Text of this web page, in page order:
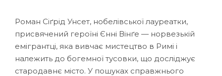
Роман Сіґрід Унсет, нобелівської лауреатки,
присвячений героїні Єнні Вінґе — норвезькій
емігрантці, яка вивчає мистецтво в Римі і
належить до богемної тусовки, що досліджує
стародавнє місто. У пошуках справжнього